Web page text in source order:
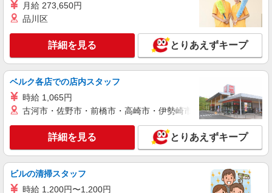
月給 273,650円
品川区
詳細を見る とりあえずキープ
ベルク各店での店内スタッフ
時給 1,065円
古河市・佐野市・前橋市・高崎市・伊勢崎市・太田市・館林市
詳細を見る とりあえずキープ
ビルの清掃スタッフ
時給 1,200円〜1,200円